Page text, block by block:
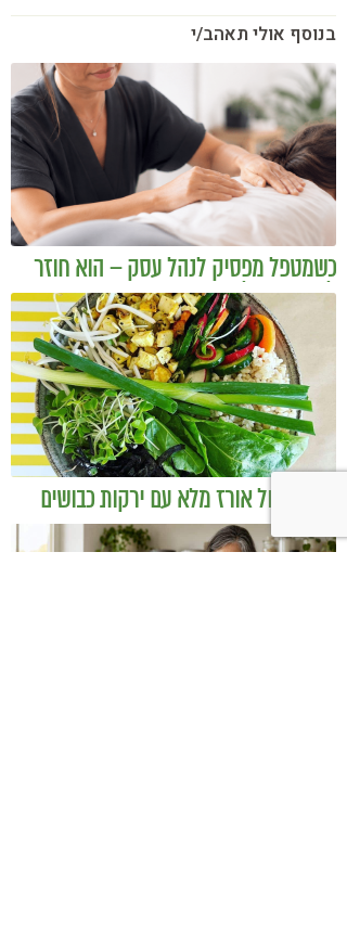
בנוסף אולי תאהב/י
כשמטפל מפסיק לנהל עסק – הוא חוזר
להיות מטפל
בודהה בול אורז מלא עם ירקות כבושים
ומקושקשת טופו